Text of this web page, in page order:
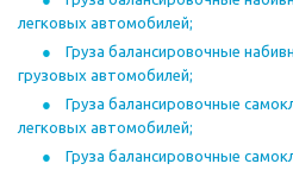
легковых автомобилей;
Груза балансировочные
грузовых автомобилей;
Груза балансировочные
легковых автомобилей;
Груза балансировочные